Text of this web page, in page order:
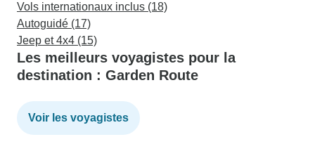
Vols internationaux inclus (18)
Autoguidé (17)
Jeep et 4x4 (15)
Les meilleurs voyagistes pour la
destination : Garden Route
Voir les voyagistes